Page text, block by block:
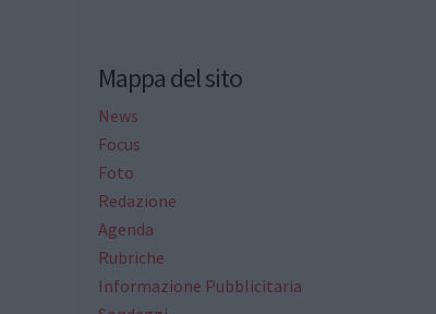
Mappa del sito
News
Focus
Foto
Redazione
Agenda
Rubriche
Informazione Pubblicitaria